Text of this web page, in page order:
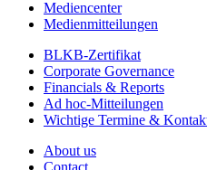
Mediencenter
Medienmitteilungen
BLKB-Zertifikat
Corporate Governance
Financials & Reports
Ad hoc-Mitteilungen
Wichtige Termine &
About us